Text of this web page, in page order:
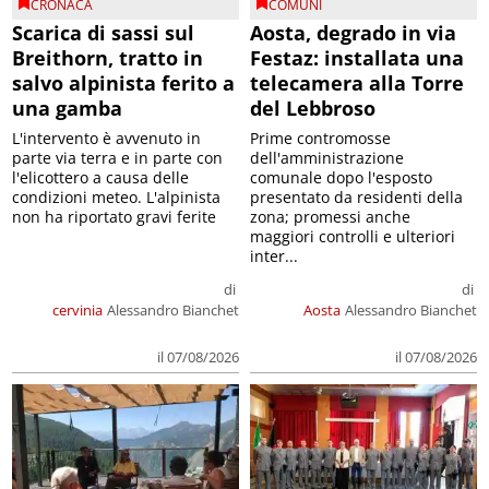
CRONACA
Scarica di sassi sul
Breithorn, tratto in
salvo alpinista ferito a
una gamba
cervinia
di
Alessandro Bianchet
il 07/08/2026
L'intervento è avvenuto in
parte via terra e in parte con
l'elicottero a causa delle
condizioni meteo. L'alpinista
non ha riportato gravi ferite
COMUNI
Aosta, degrado in via
Festaz: installata una
telecamera alla Torre
del Lebbroso
Aosta
di
Alessandro Bianchet
il 07/08/2026
Prime contromosse
dell'amministrazione
comunale dopo l'esposto
presentato da residenti della
zona; promessi anche
maggiori controlli e ulteriori
inter...